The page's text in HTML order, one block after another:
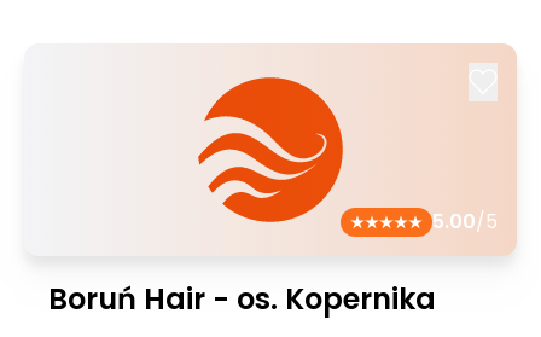
5.00/5
Boruń Hair - os. Kopernika